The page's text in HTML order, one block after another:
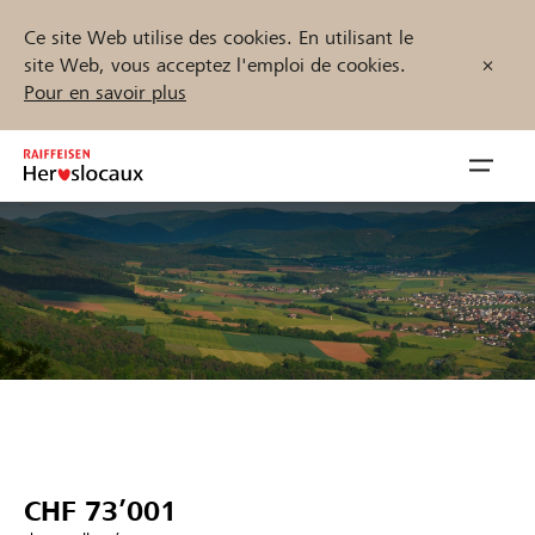
Ce site Web utilise des cookies. En utilisant le
site Web, vous acceptez l'emploi de cookies.
Pour en savoir plus
Inhalt
springen
öffnen
Soutien & assistance
Trouvez des projets et des organisations
Démarrez maintenant
CHF 73’001